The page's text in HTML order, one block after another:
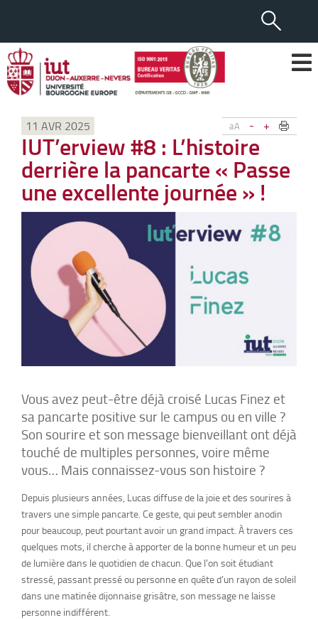
aA - +
11 AVR 2025
IUT’erview #8 : L’histoire
derrière la pancarte « Passe
une excellente journée » !
Vous avez peut-être déjà croisé Lucas Finez et
sa pancarte positive sur le campus ou en ville ?
Son sourire et son message bienveillant ont déjà
touché de multiples personnes, voire même
vous… Mais connaissez-vous son histoire ?
Depuis plusieurs années, Lucas diffuse de la joie et des sourires à
travers une simple pancarte. Ce geste, qui peut sembler anodin
pour beaucoup, peut pourtant avoir un grand impact. À travers ces
quelques mots, il cherche à apporter de la bonne humeur et un peu
de lumière dans le quotidien de chacun. Que l’on soit étudiant
stressé, passant pressé ou personne en quête d’un rayon de soleil
dans une matinée dijonnaise grisâtre, son message ne laisse
personne indifférent.